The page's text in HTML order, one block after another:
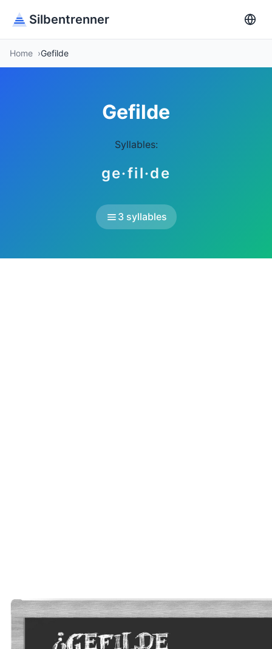
Silbentrenner
Home Gefilde
Gefilde
Syllables:
ge·fil·de
3 syllables